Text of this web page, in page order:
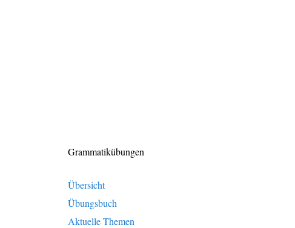
Grammatikübungen
Übersicht
Übungsbuch
Aktuelle Themen